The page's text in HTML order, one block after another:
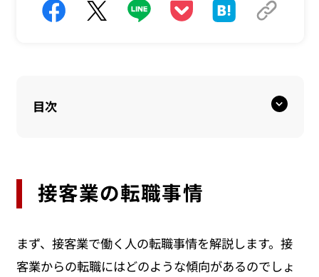
目次
接客業の転職事情
まず、接客業で働く人の転職事情を解説します。接
客業からの転職にはどのような傾向があるのでしょ